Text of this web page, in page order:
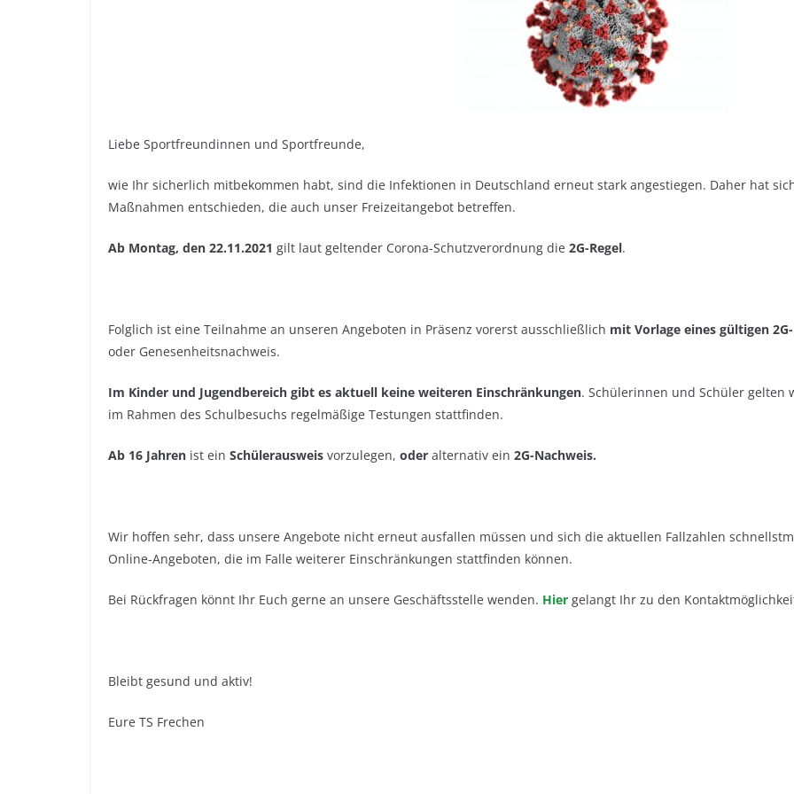
Liebe Sportfreundinnen und Sportfreunde,
wie Ihr sicherlich mitbekommen habt, sind die Infektionen in Deutschland erneut stark angestiegen. Daher hat
Maßnahmen entschieden, die auch unser Freizeitangebot betreffen.
Ab Montag, den 22.11.2021 gilt laut geltender Corona-Schutzverordnung die 2G-Regel.
Folglich ist eine Teilnahme an unseren Angeboten in Präsenz vorerst ausschließlich mit Vorlage eines gültigen
oder Genesenheitsnachweis.
Im Kinder und Jugendbereich gibt es aktuell keine weiteren Einschränkungen. Schülerinnen und Schüler gelten
im Rahmen des Schulbesuchs regelmäßige Testungen stattfinden.
Ab 16 Jahren ist ein Schülerausweis vorzulegen, oder alternativ ein 2G-Nachweis.
Wir hoffen sehr, dass unsere Angebote nicht erneut ausfallen müssen und sich die aktuellen Fallzahlen
Online-Angeboten, die im Falle weiterer Einschränkungen stattfinden können.
Bei Rückfragen könnt Ihr Euch gerne an unsere Geschäftsstelle wenden. Hier gelangt Ihr zu den
Bleibt gesund und aktiv!
Eure TS Frechen